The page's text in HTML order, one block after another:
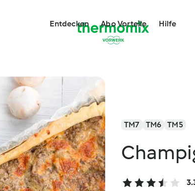
Entdecken Abo Vorteile Hilfe
TM7 TM6 TM5